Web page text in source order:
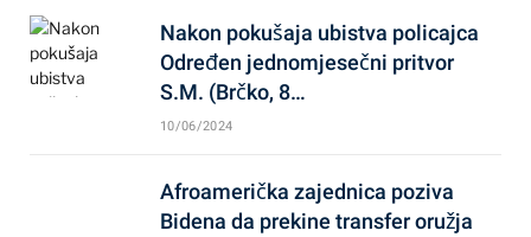
Nakon pokušaja ubistva policajca
Određen jednomjesečni pritvor
S.M. (Brčko, 8…
10/06/2024
Afroamerička zajednica poziva
Bidena da prekine transfer oružja